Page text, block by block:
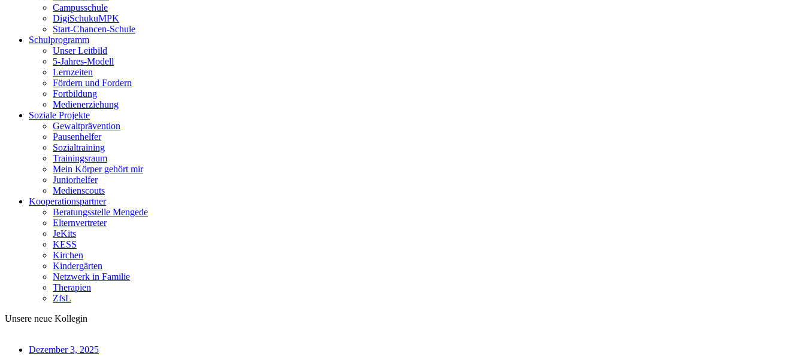
Campusschule
DigiSchukuMPK
Start-Chancen-Schule
Schulprogramm
Unser Leitbild
5-Jahres-Modell
Lernzeiten
Fördern und Fordern
Fortbildung
Medienerziehung
Soziale Projekte
Gewaltprävention
Pausenhelfer
Sozialtraining
Trainingsraum
Mein Körper gehört mir
Juniorhelfer
Medienscouts
Kooperationspartner
Beratungsstelle Mengede
Elternvertreter
JeKits
KESS
Kirchen
Kindergärten
Netzwerk in Familie
Therapien
ZfsL
Unsere neue Kollegin
Dezember 3, 2025